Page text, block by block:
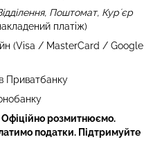
Поштомат, Курʼєр
платіж)
(Visa / MasterCard / Google
Приватбанку
Офіційно розмитнюємо.
податки. Підтримуйте